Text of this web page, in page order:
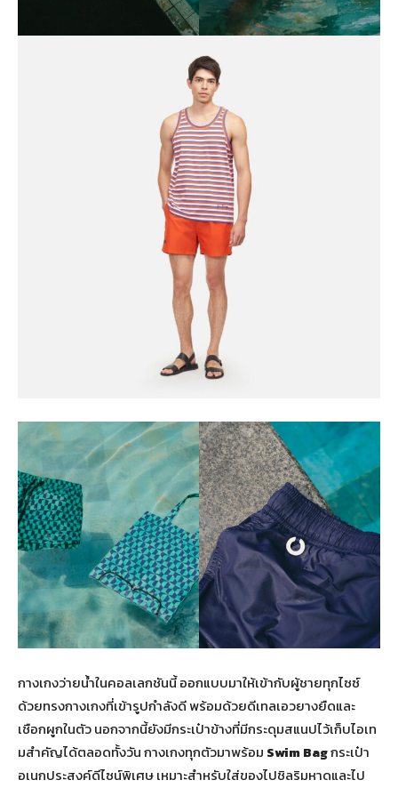
กางเกงว่ายน้ำในคอลเลกชันนี้ ออกแบบมาให้เข้ากับผู้ชายทุกไซซ์
ด้วยทรงกางเกงที่เข้ารูปกำลังดี พร้อมด้วยดีเทลเอวยางยืดและ
เชือกผูกในตัว นอกจากนี้ยังมีกระเป๋าข้างที่มีกระดุมสแนปไว้เก็บไอเท
มสำคัญได้ตลอดทั้งวัน กางเกงทุกตัวมาพร้อม Swim Bagกระเป๋า
อเนกประสงค์ดีไซน์พิเศษ เหมาะสำหรับใส่ของไปชิลริมหาดและไป